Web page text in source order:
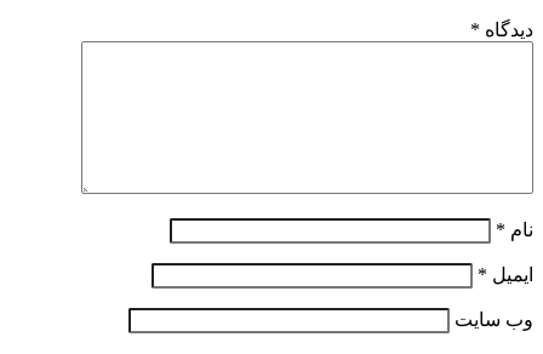
دیدگاه *
نام *
ایمیل *
وب‌ سایت